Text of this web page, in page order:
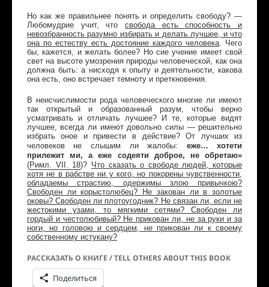
Но как же правильнее понять и определить свободу? —
Любомудрие учит, что свобода есть способность и
невозбранность разумно избирать и делать лучшее, и что
она по естеству есть достояние каждого человека . Чего
бы, кажется, и желать более? Но сие учение имеет свой
свет на высоте умозрения природы человеческой, как она
должна быть: а нисходя к опыту и деятельности, какова
она есть, оно встречает темноту и преткновения.
В неисчислимости рода человеческого многие ли имеют
так открытый и образованный разум, чтобы верно
усматривать и отличать лучшее? И те, которые видят
лучшее, всегда ли имеют довольно силы — решительно
избрать оное и привести в действие? От лучших из
человеков не слышим ли жалобы: еже… хотети
прилежит ми, а еже содеяти доброе, не обретаю»
(Римл VII . 18)? Что сказать о свободе людей, которые
хотя не в рабстве ни у кого, но покорены чувственности,
обладаемы страстию, одержимы злою привычкою?
Свободен ли корыстолюбец? Не закован ли в золотые
оковы? Свободен ли плотоугодник? Не связан ли, если не
жестокими узами, то мягкими сетями? Свободен ли
гордый и честолюбивый? Не прикован ли, не за руки и за
ноги, но головою и сердцем, не прикован ли к своему
собственному истукану?
РАССКАЗАТЬ О КНИГЕ / TELL OTHERS ABOUT THIS BOOK
Поделиться